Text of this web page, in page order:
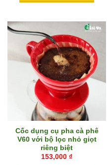
Cốc dụng cụ pha cà phê
V60 với bộ lọc nhỏ giọt
riêng biệt
153,000 ₫